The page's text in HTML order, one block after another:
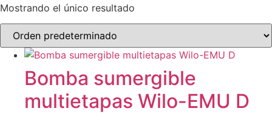
Mostrando el único resultado
Bomba sumergible
multietapas Wilo-EMU D